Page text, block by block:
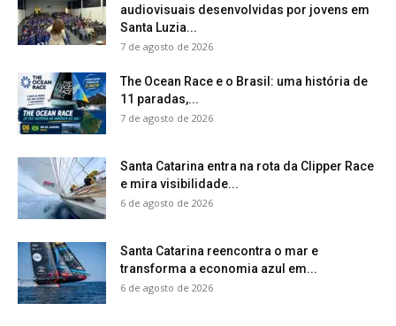
audiovisuais desenvolvidas por jovens em
Santa Luzia...
7 de agosto de 2026
The Ocean Race e o Brasil: uma história de
11 paradas,...
7 de agosto de 2026
Santa Catarina entra na rota da Clipper Race
e mira visibilidade...
6 de agosto de 2026
Santa Catarina reencontra o mar e
transforma a economia azul em...
6 de agosto de 2026